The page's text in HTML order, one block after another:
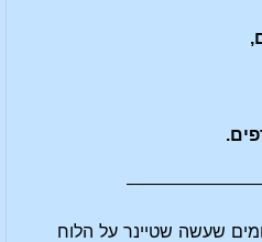
שעשה שטיינר על הלוח